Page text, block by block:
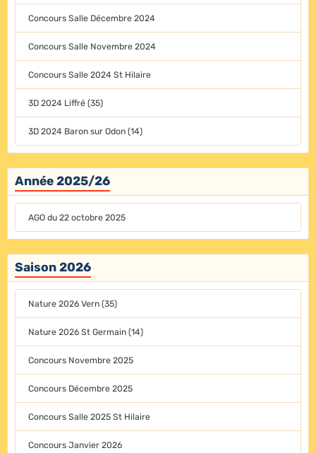
Concours Salle Décembre 2024
Concours Salle Novembre 2024
Concours Salle 2024 St Hilaire
3D 2024 Liffré (35)
3D 2024 Baron sur Odon (14)
Année 2025/26
AGO du 22 octobre 2025
Saison 2026
Nature 2026 Vern (35)
Nature 2026 St Germain (14)
Concours Novembre 2025
Concours Décembre 2025
Concours Salle 2025 St Hilaire
Concours Janvier 2026